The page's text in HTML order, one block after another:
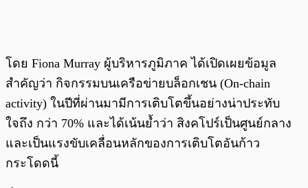
โดย Fiona Murray ผู้บริหารภูมิภาค ได้เปิดเผยข้อมูล
สำคัญว่า กิจกรรมบนเครือข่ายบล็อกเชน (On-chain
activity) ในปีที่ผ่านมามีการเติบโตขึ้นอย่างน่าประทับ
ใจถึง กว่า 70% และได้เน้นย้ำว่า สิงคโปร์เป็นศูนย์กลาง
และเป็นแรงขับเคลื่อนหลักของการเติบโตอันก้าว
กระโดดนี้